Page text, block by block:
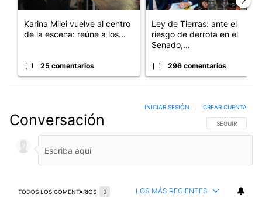
Karina Milei vuelve al centro
de la escena: reúne a los...
25 comentarios
Ley de Tierras: ante el
riesgo de derrota en el
Senado,...
296 comentarios
Conversación SIGA ESTA
SEGUIR
INICIAR SESIÓN CREAR CUENTA
TODOS LOS COMENTARIOS 3 LOS MÁS RECIENTES